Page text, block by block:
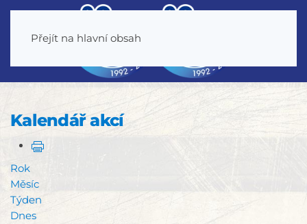
Přejít na hlavní obsah
Kalendář akcí
Rok
Měsíc
Týden
Dnes